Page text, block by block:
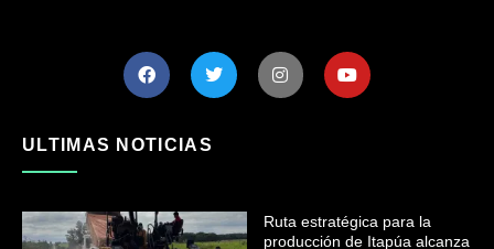
ULTIMAS NOTICIAS
Ruta estratégica para la
producción de Itapúa alcanza